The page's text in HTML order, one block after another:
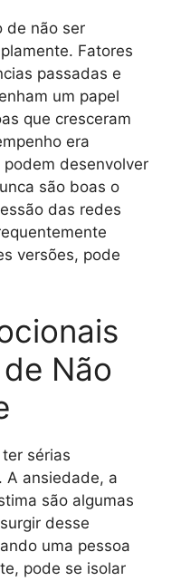
de não ser
Fatores
passadas e
um papel
que cresceram
era
desenvolver
são boas o
das redes
versões, pode
Não
sérias
A ansiedade, a
são algumas
desse
uma pessoa
pode se isolar